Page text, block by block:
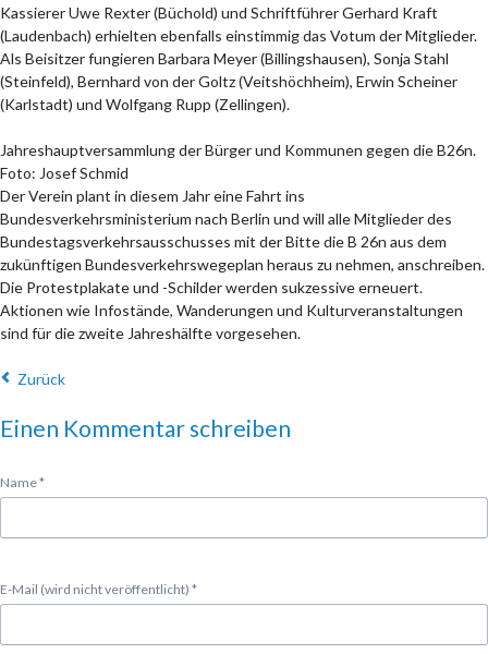
Kassierer Uwe Rexter (Büchold) und Schriftführer Gerhard Kraft
(Laudenbach) erhielten ebenfalls einstimmig das Votum der Mitglieder.
Als Beisitzer fungieren Barbara Meyer (Billingshausen), Sonja Stahl
(Steinfeld), Bernhard von der Goltz (Veitshöchheim), Erwin Scheiner
(Karlstadt) und Wolfgang Rupp (Zellingen).
Jahreshauptversammlung der Bürger und Kommunen gegen die B26n.
Foto: Josef Schmid
Der Verein plant in diesem Jahr eine Fahrt ins
Bundesverkehrsministerium nach Berlin und will alle Mitglieder des
Bundestagsverkehrsausschusses mit der Bitte die B 26n aus dem
zukünftigen Bundesverkehrswegeplan heraus zu nehmen, anschreiben.
Die Protestplakate und -Schilder werden sukzessive erneuert.
Aktionen wie Infostände, Wanderungen und Kulturveranstaltungen
sind für die zweite Jahreshälfte vorgesehen.
Zurück
Einen Kommentar schreiben
Pflichtfeld
Name*
Pflichtfeld
E-Mail (wird nicht veröffentlicht) *